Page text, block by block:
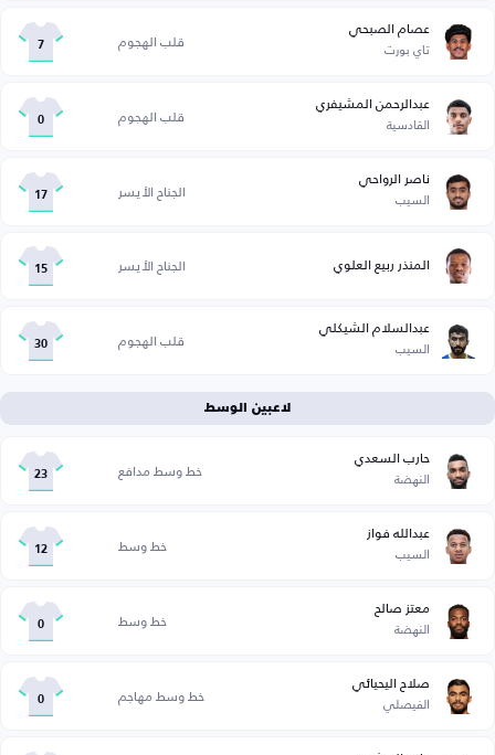
عصام الصبحي
تاي بورت قلب الهجوم 7
عبدالرحمن المشيفري
القادسية قلب الهجوم 0
ناصر الرواحي
السيب الجناح الأيسر 17
المنذر ربيع العلوي الجناح الأيسر 15
عبدالسلام الشيكلي
السيب قلب الهجوم 30
لاعبين الوسط
حارب السعدي
النهضة خط وسط مدافع 23
عبدالله فواز
السيب خط وسط 12
معتز صالح
النهضة خط وسط 0
صلاح اليحيائي
الفيصلي خط وسط مهاجم 0